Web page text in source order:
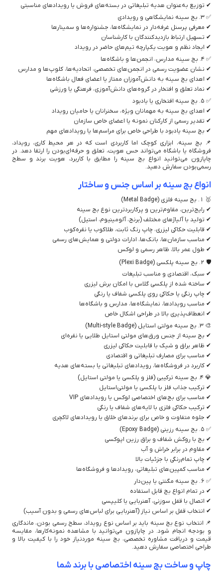
✔ توزیع به‌عنوان هدیه تبلیغاتی در بسته‌های فروش یا رویدادهای مناسبتی
✅ ۳. بج سینه نمایشگاهی و رویدادی
✔ معرفی پرسنل غرفه‌دار در نمایشگاه‌ها، جشنواره‌ها و سمینارها
✔ تسهیل ارتباط بازدیدکنندگان با کارشناسان
✔ ایجاد نظم و هویت یکپارچه تیم‌های حاضر در رویداد
✅ ۴. بج سینه مدارس، انجمن‌ها و باشگاه‌ها
✔ نشان عضویت رسمی در انجمن‌های تخصصی، اتحادیه‌ها، کلوپ‌ها و مدارس
✔ اهدای بج سینه به دانش‌آموزان ممتاز یا اعضای فعال باشگاه‌ها
✔ نماد تعلق و افتخار در گروه‌های دانش‌آموزی، فرهنگی یا ورزشی
✅ ۵. بج سینه افتخاری یا یادبود
✔ اهدای بج سینه به مهمانان ویژه، سخنرانان یا حامیان رویداد
✔ تقدیر رسمی از کارکنان نمونه یا اعضای خاص سازمان
✔ بج سینه یادبود با طراحی خاص برای مراسم‌ها یا رویدادهای مهم
📌 بج سینه، ابزاری کوچک اما کاربردی است که در هر محیط کاری، رویداد،
فروشگاه یا باشگاه می‌تواند حس هویت، تعلق و حرفه‌ای‌بودن را ارتقا دهد. در
چاپازون می‌توانید انواع بج سینه را مطابق با کاربرد، هویت برند و سطح
رسمی‌بودن سفارش دهید.
انواع بج سینه بر اساس جنس و ساختار
🥇 ۱. بج سینه فلزی (Metal Badge)
✔ رایج‌ترین، مقاوم‌ترین و پرکاربردترین نوع بج سینه
✔ تولید با آلیاژهای مختلف (برنج، آلومینیوم، استیل)
✔ قابلیت حکاکی لیزری، چاپ رنگ ثابت، طلاکوب یا نقره‌کوب
✔ مناسب سازمان‌ها، بانک‌ها، ادارات دولتی و همایش‌های رسمی
✔ طول عمر بالا، ظاهر رسمی و لوکس
🛡 ۲. بج سینه پلکسی (Plexi Badge)
✔ سبک، اقتصادی و مناسب تبلیغات
✔ ساخته شده از پلکسی گلاس با امکان برش لیزری
✔ چاپ رنگی یا حکاکی روی پلکسی شفاف یا رنگی
✔ مناسب رویدادها، نمایشگاه‌ها، مدارس و باشگاه‌ها
✔ انعطاف‌پذیری بالا در طراحی اشکال خاص
🎨 ۳. بج سینه مولتی استایل (Multi-style Badge)
✔ بج سینه از جنس ورق‌های مولتی استایل طلایی یا نقره‌ای
✔ ظاهر براق و شیک با قابلیت حکاکی لیزری
✔ مناسب برای مصارف تبلیغاتی و اقتصادی
✔ کاربرد در فروشگاه‌ها، رویدادهای تبلیغاتی یا بسته‌های هدیه
💎 ۴. بج سینه ترکیبی (فلز و پلکسی یا مولتی استایل)
✔ ترکیب جذاب فلز با پلکسی یا مولتی‌استایل
✔ مناسب برای بج‌های اختصاصی لوکس یا رویدادهای VIP
✔ ترکیب حکاکی فلزی با لایه‌های شفاف یا رنگی
✔ جلوه متفاوت و خاص برای برندهای خلاق یا رویدادهای لاکچری
✅ ۵. بج سینه رزینی (Epoxy Badge)
✔ بج با روکش شفاف و براق رزین اپوکسی
✔ مقاوم در برابر خراش و آب
✔ چاپ تمام‌رنگی با جزئیات بالا
✔ مناسب کمپین‌های تبلیغاتی، رویدادها و فروشگاه‌ها
✅ ۶. بج سینه مگنتی یا پین‌دار
✔ در تمام انواع بج قابل استفاده
✔ اتصال با قفل سوزنی، آهنربایی یا کلیپسی
✔ انتخاب قفل بر اساس نیاز (آهنربایی برای لباس‌های رسمی و بدون آسیب)
📌 انتخاب نوع بج سینه باید بر اساس نوع رویداد، سطح رسمی بودن، ماندگاری
و بودجه انجام شود. در چاپازون می‌توانید با مشاهده نمونه‌کارها، مقایسه
قیمت و دریافت مشاوره تخصصی، بج سینه موردنیاز خود را با کیفیت بالا و
طراحی اختصاصی سفارش دهید.
چاپ و ساخت بج سینه اختصاصی با برند شما